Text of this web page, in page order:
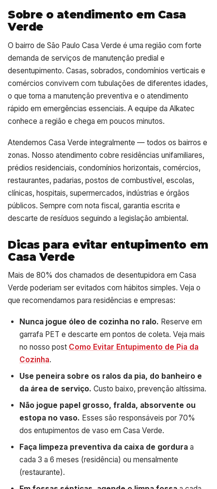
Sobre o atendimento em Casa
Verde
O bairro de São Paulo Casa Verde é uma região com forte
demanda de serviços de manutenção predial e
desentupimento. Casas, sobrados, condomínios verticais e
comércios convivem com tubulações de diferentes idades,
o que torna a manutenção preventiva e o atendimento
rápido em emergências essenciais. A equipe da Alkatec
conhece a região e chega em poucos minutos.
Atendemos Casa Verde integralmente — todos os bairros e
zonas. Nosso atendimento cobre residências unifamiliares,
prédios residenciais, condomínios horizontais, comércios,
restaurantes, padarias, postos de combustível, escolas,
clínicas, hospitais, supermercados, indústrias e órgãos
públicos. Sempre com nota fiscal, garantia escrita e
descarte de resíduos seguindo a legislação ambiental.
Dicas para evitar entupimento em
Casa Verde
Mais de 80% dos chamados de desentupidora em Casa
Verde poderiam ser evitados com hábitos simples. Veja o
que recomendamos para residências e empresas:
Nunca jogue óleo de cozinha no ralo. Reserve em
garrafa PET e descarte em pontos de coleta. Veja mais
no nosso post Como Evitar Entupimento de Pia da
Cozinha.
Use peneira sobre os ralos da pia, do banheiro e
da área de serviço. Custo baixo, prevenção altíssima.
Não jogue papel grosso, fralda, absorvente ou
estopa no vaso. Esses são responsáveis por 70%
dos entupimentos de vaso em Casa Verde.
Faça limpeza preventiva da caixa de gordura a
cada 3 a 6 meses (residência) ou mensalmente
(restaurante).